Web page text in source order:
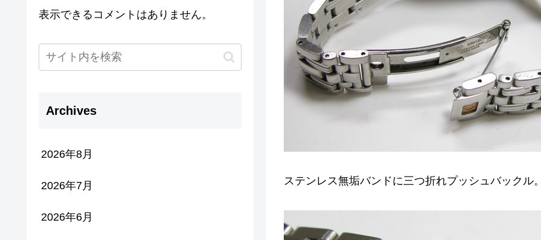
ステンレス無垢バンドに三つ折れプッシュバックル
表示できるコメントはありません。
Archives
2026年8月
2026年7月
2026年6月